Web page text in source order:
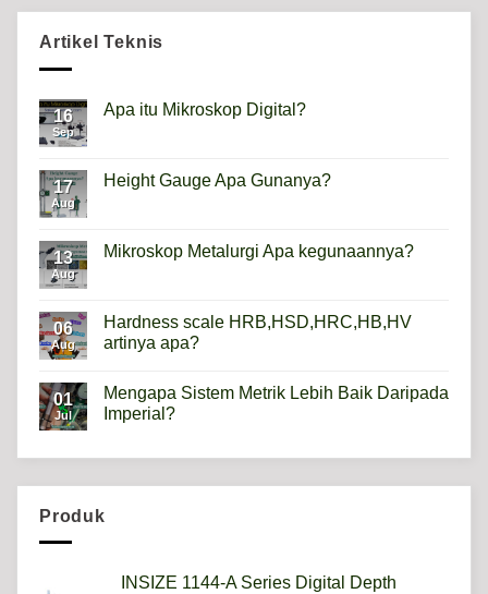
Artikel Teknis
16
Sep
Apa itu Mikroskop Digital?
Apa
itu
17
Aug
Height Gauge Apa Gunanya?
Height
Gauge
13
Aug
Mikroskop Metalurgi Apa kegunaannya?
Mikroskop
Metalurgi
Apa
06
Aug
Hardness scale HRB,HSD,HRC,HB,HV
artinya apa?
on
Hardness
scale
01
Jul
Mengapa Sistem Metrik Lebih Baik Daripada
Imperial?
Lebih
Produk
INSIZE 1144-A Series Digital Depth